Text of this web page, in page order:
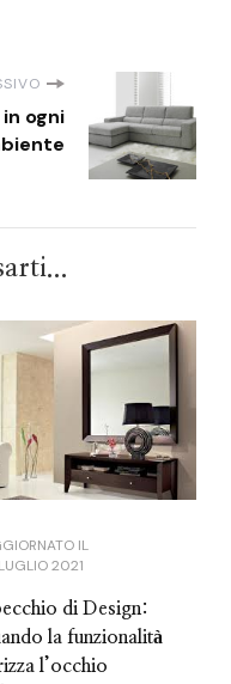
ogni
IL
2021
di Design:
la funzionalità
l’occhio